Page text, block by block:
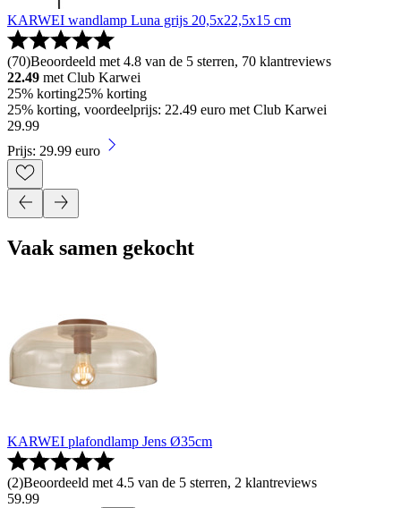
KARWEI wandlamp Luna grijs 20,5x22,5x15 cm
(70)Beoordeeld met 4.8 van de 5 sterren, 70 klantreviews
22.49 met Club Karwei
25% korting25% korting
25% korting, voordeelprijs: 22.49 euro met Club Karwei
29.99
Prijs: 29.99 euro
Vaak samen gekocht
KARWEI plafondlamp Jens Ø35cm
(2)Beoordeeld met 4.5 van de 5 sterren, 2 klantreviews
59.99